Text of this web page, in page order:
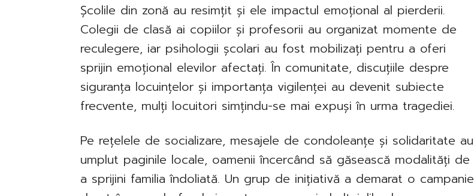
Școlile din zonă au resimțit și ele impactul emoțional al pierderii.
Colegii de clasă ai copiilor și profesorii au organizat momente de
reculegere, iar psihologii școlari au fost mobilizați pentru a oferi
sprijin emoțional elevilor afectați. În comunitate, discuțiile despre
siguranța locuințelor și importanța vigilenței au devenit subiecte
frecvente, mulți locuitori simțindu-se mai expuși în urma tragediei.
Pe rețelele de socializare, mesajele de condoleanțe și solidaritate au
umplut paginile locale, oamenii încercând să găsească modalități de
a sprijini familia îndoliată. Un grup de inițiativă a demarat o campanie